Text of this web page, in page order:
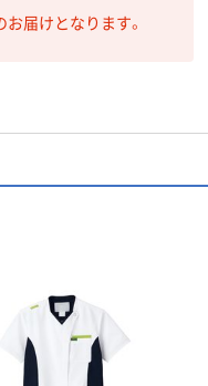
届けとなります。